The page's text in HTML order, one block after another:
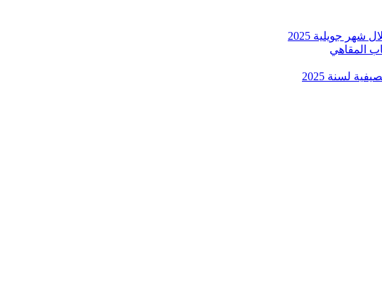
جويلية 2025
المقاهي
لسنة 2025